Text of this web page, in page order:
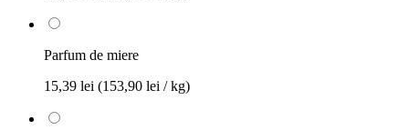
Parfum de miere
15,39 lei (153,90 lei / kg)